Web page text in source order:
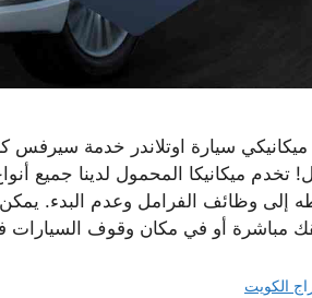
سيارة اوتلاندر خدمة سيرفس
تخدم ميكانيكا المحمول لدينا جميع
إلى وظائف الفرامل وعدم البدء. يمكن
مباشرة أو في مكان وقوف السيارات
الكويت